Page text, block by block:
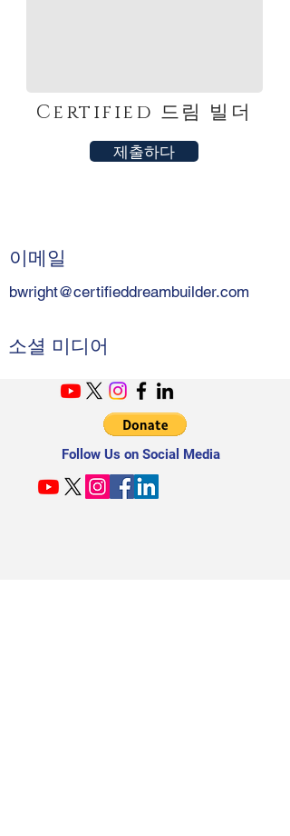
이메일
bwright@certifieddreambuilder.com
소셜 미디어
Certified 드림 빌더
제출하다
Follow Us on Social Media